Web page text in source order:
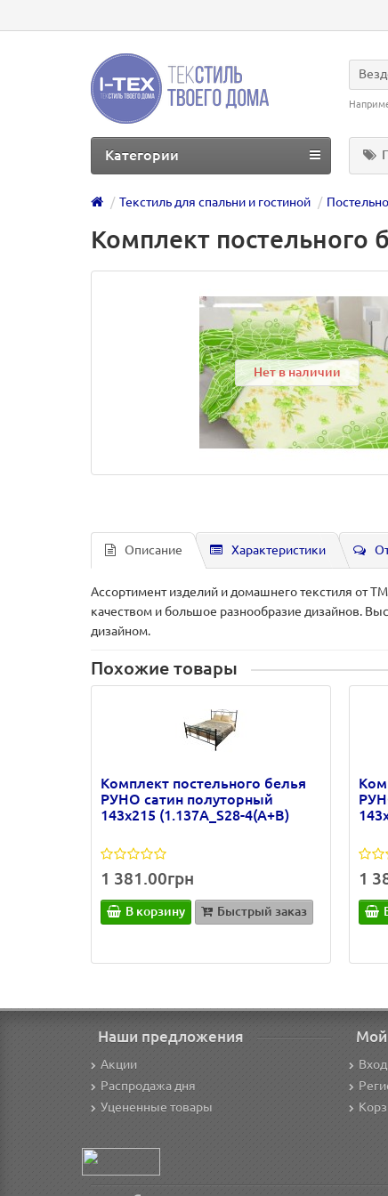
Категории
Текстиль для спальни и гостиной
Комплект постельного
Нет в наличии
Описание Характеристики
Ассортимент изделий и домашнего текстиля от
качеством и большое разнообразие дизайнов.
дизайном.
Похожие товары
Комплект постельного белья
РУНО сатин полуторный
143х215 (1.137А_S28-4(A+B)
1 381.00грн
В корзину Быстрый заказ
1
Наши предложения
Акции
Распродажа дня
Уцененные товары
Вход